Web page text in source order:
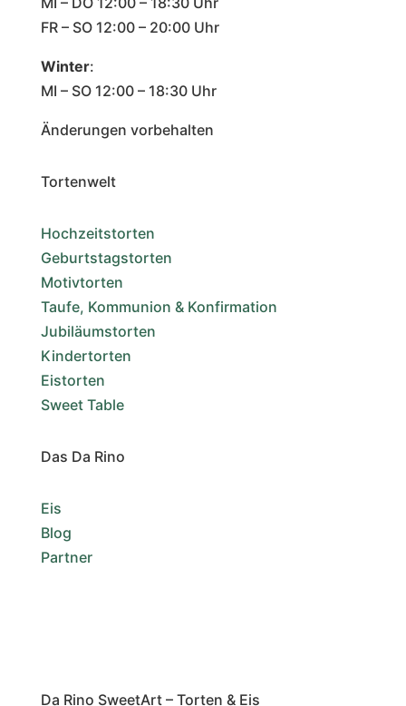
FR – SO 12:00 – 20:00 Uhr
Winter:
MI – SO 12:00 – 18:30 Uhr
Änderungen vorbehalten
Tortenwelt
Hochzeitstorten
Geburtstagstorten
Motivtorten
Taufe, Kommunion & Konfirmation
Jubiläumstorten
Kindertorten
Eistorten
Sweet Table
Das Da Rino
Eis
Blog
Partner
Da Rino SweetArt – Torten & Eis